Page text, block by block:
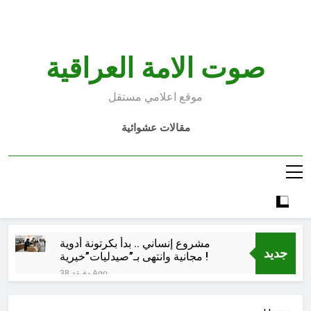
صوت الامة العراقية
موقع اعلامي مستقل
مقالات عشوائية
جديد
مشروع إنساني .. بدأ بكرتونة أدوية
مجانية وانتهى بـ”صيدليات”خيرية !
38 دقيقة Ago